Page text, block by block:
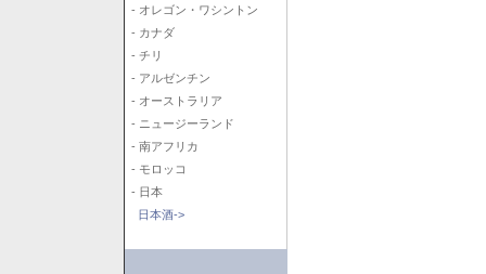
- オレゴン・ワシントン
- カナダ
- チリ
- アルゼンチン
- オーストラリア
- ニュージーランド
- 南アフリカ
- モロッコ
- 日本
日本酒->